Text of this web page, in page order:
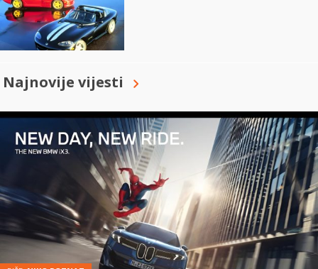
Najnovije vijesti